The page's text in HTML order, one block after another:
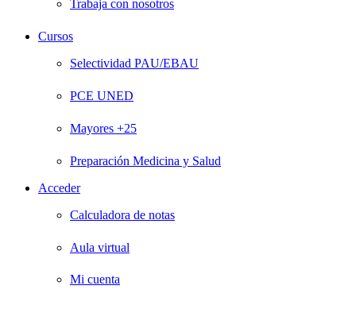
Trabaja con nosotros
Cursos
Selectividad PAU/EBAU
PCE UNED
Mayores +25
Preparación Medicina y Salud
Acceder
Calculadora de notas
Aula virtual
Mi cuenta